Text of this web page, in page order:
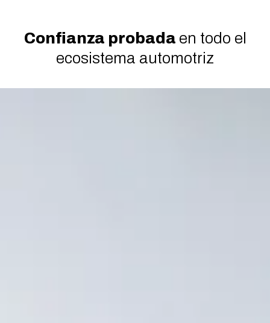
Confianza probada en todo el
ecosistema automotriz